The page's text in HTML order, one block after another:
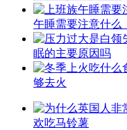
午睡需要注意什么
眠的主要原因吗
够去火
欢吃马铃薯